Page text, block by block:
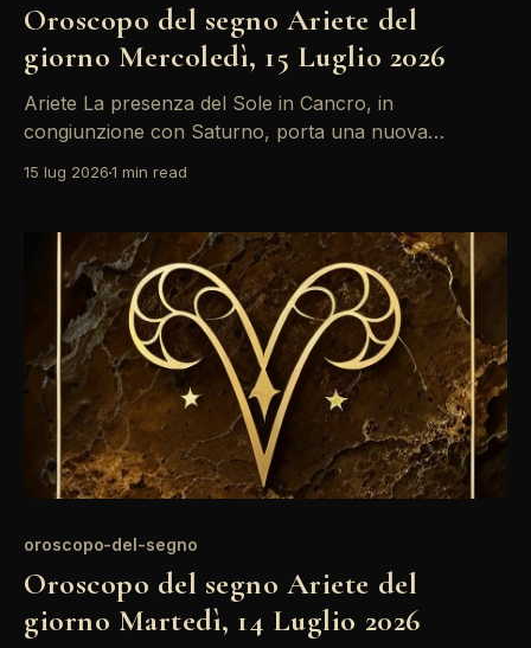
Oroscopo del segno Ariete del
giorno Mercoledì, 15 Luglio 2026
Ariete La presenza del Sole in Cancro, in
congiunzione con Saturno, porta una nuova
momento di introspezione: valuta le tue ambizioni e
Luna in Leone ti invita a esprimere con passione i tuoi
desideri, ma
15 lug 20261 min read
oroscopo-del-segno
Oroscopo del segno Ariete del
giorno Martedì, 14 Luglio 2026